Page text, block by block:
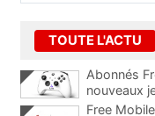
TOUTE L'ACTU
Abonnés
nouveaux
Free